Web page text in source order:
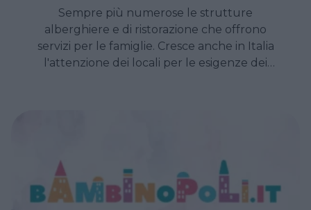
Sempre più numerose le strutture
alberghiere e di ristorazione che offrono
servizi per le famiglie. Cresce anche in Italia
l'attenzione dei locali per le esigenze dei